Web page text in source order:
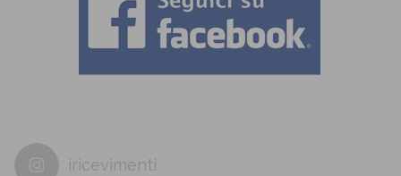
iricevimenti